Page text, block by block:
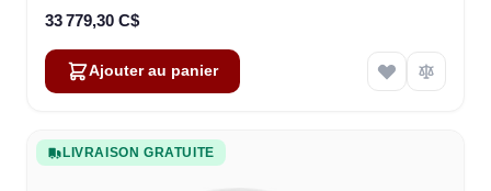
33 779,30 C$
Ajouter au panier
LIVRAISON GRATUITE